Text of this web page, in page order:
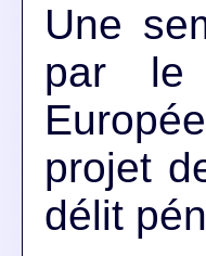
Une
par le
projet
délit